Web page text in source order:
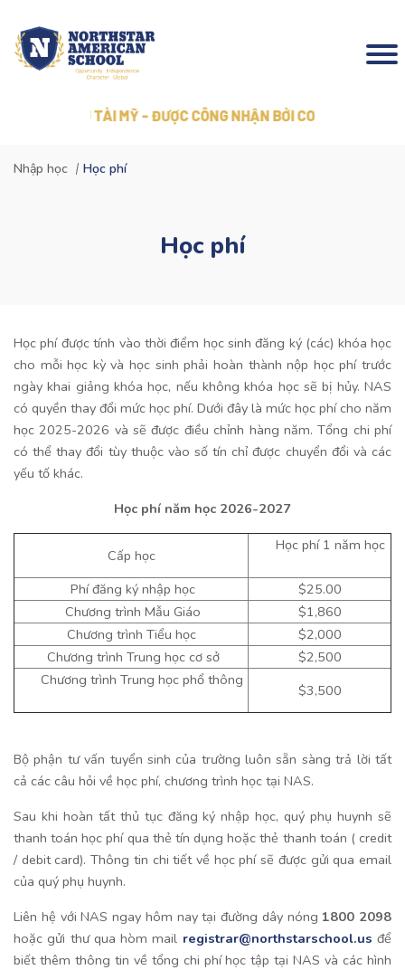
TÚ TÀI MỸ - ĐƯỢC CÔNG NHẬN BỞI COGNIA
Nhập học Học phí
Học phí
Học phí được tính vào thời điểm học sinh đăng ký (các) khóa học
cho mỗi học kỳ và học sinh phải hoàn thành nộp học phí trước
ngày khai giảng khóa học, nếu không khóa học sẽ bị hủy. NAS
có quyền thay đổi mức học phí. Dưới đây là mức học phí cho năm
học 2025-2026 và sẽ được điều chỉnh hàng năm. Tổng chi phí
có thể thay đổi tùy thuộc vào số tín chỉ được chuyển đổi và các
yếu tố khác.
Học phí năm học 2026-2027
Cấp học
Học phí 1 năm học
Phí đăng ký nhập học
$25.00
Chương trình Mẫu Giáo
$1,860
Chương trình Tiểu học
$2,000
Chương trình Trung học cơ sở
$2,500
Chương trình Trung học phổ thông
$3,500
Bộ phận tư vấn tuyển sinh của trường luôn sẵn sàng trả lời tất
cả các câu hỏi về học phí, chương trình học tại NAS.
Sau khi hoàn tất thủ tục đăng ký nhập học, quý phụ huynh sẽ
thanh toán học phí qua thẻ tín dụng hoặc thẻ thanh toán ( credit
/ debit card). Thông tin chi tiết về học phí sẽ được gửi qua email
của quý phụ huynh.
Liên hệ với NAS ngay hôm nay tại đường dây nóng 1800 2098
hoặc gửi thư qua hòm mail registrar@northstarschool.us để
biết thêm thông tin về tổng chi phí học tập tại NAS và các hình